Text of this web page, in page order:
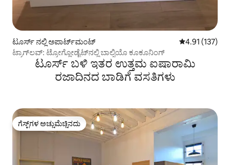
ಟೂರ್ಸ್ ನಲ್ಲಿ ಅಪಾರ್ಟ್‌ಮಂಟ್ 5 ರಲ್ಲಿ 4.91
4.91 (137)
ಟ್ರಾಗ್‌ಲವ್: ಟ್ರೋಗ್ಲೋಡೈಟ್‌ನಲ್ಲಿ ಬಾಲ್ನಿಯೊ ಕೂಕೂನಿಂಗ್
ಟೂರ್ಸ್ ಬಳಿ ಇತರ ಉತ್ತಮ ಐಷಾರಾಮಿ
ರಜಾದಿನದ ಬಾಡಿಗೆ ವಸತಿಗಳು
ಗೆಸ್ಟ್‌ಗಳ ಅಚ್ಚುಮೆಚ್ಚಿನದು
ಗೆಸ್ಟ್‌ಗಳ ಅಚ್ಚುಮೆಚ್ಚಿನದು